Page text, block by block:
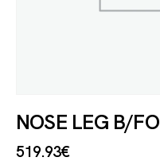
NOSE LEG B/
519.93€